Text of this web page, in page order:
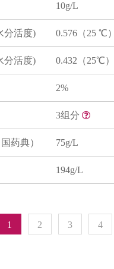
10g/L
分活度) 0.576（25 ℃）
分活度) 0.432（25℃）
2%
3组分
药典） 75g/L
194g/L
1 2 3 4